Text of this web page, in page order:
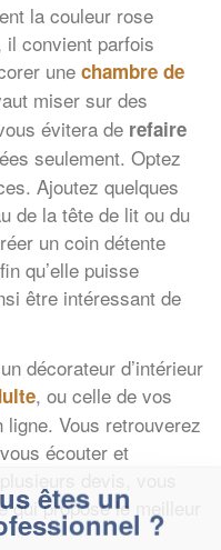
la couleur rose
convient parfois
une chambre de
miser sur des
évitera de refaire
seulement. Optez
Ajoutez quelques
de la tête de lit ou du
un coin détente
qu’elle puisse
être intéressant de
décorateur d’intérieur
, ou celle de vos
ligne. Vous retrouverez
écouter et
devis, vous
propose le meilleur
un
?